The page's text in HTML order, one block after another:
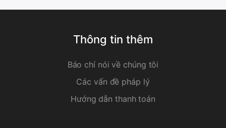
Thông tin thêm
Báo chí nói về chúng tôi
Các vấn đề pháp lý
Hướng dẫn thanh toán